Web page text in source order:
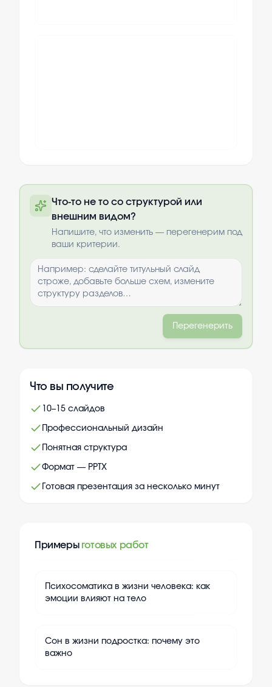
по почте после оплаты
Что-то не то со структурой или
внешним видом?
Напишите, что изменить — перегенерим под
ваши критерии.
Перегенерить
Что вы получите
10–15 слайдов
Профессиональный дизайн
Понятная структура
Формат — PPTX
Готовая презентация за несколько минут
Примеры готовых работ
Психосоматика в жизни человека: как
эмоции влияют на тело
Сон в жизни подростка: почему это
важно